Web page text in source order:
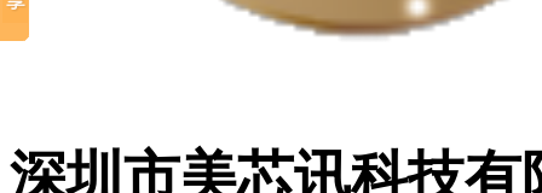
深圳市美芯讯科技有